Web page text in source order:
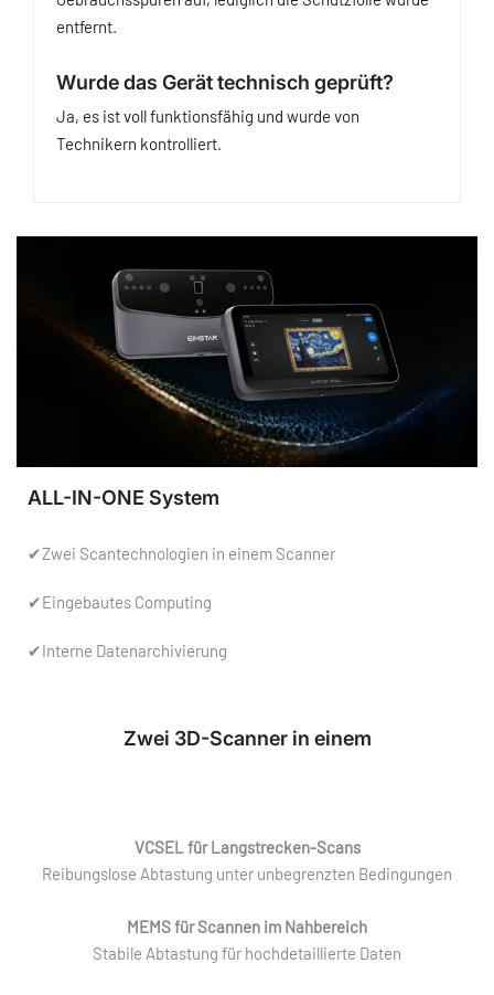
entfernt.
Wurde das Gerät technisch geprüft?
Ja, es ist voll funktionsfähig und wurde von
Technikern kontrolliert.
ALL-IN-ONE System
✔Zwei Scantechnologien in einem Scanner
✔Eingebautes Computing
✔Interne Datenarchivierung
Zwei 3D-Scanner in einem
VCSEL für Langstrecken-Scans
Reibungslose Abtastung unter unbegrenzten Bedingungen
MEMS für Scannen im Nahbereich
Stabile Abtastung für hochdetaillierte Daten